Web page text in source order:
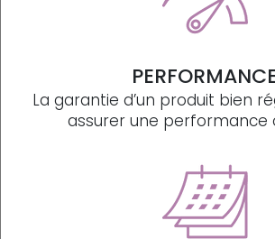
La garantie d’un produit bien
assurer une performance